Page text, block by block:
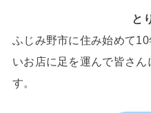
と
ふじみ野市に住み始めて
いお店に足を運んで皆さ
す。